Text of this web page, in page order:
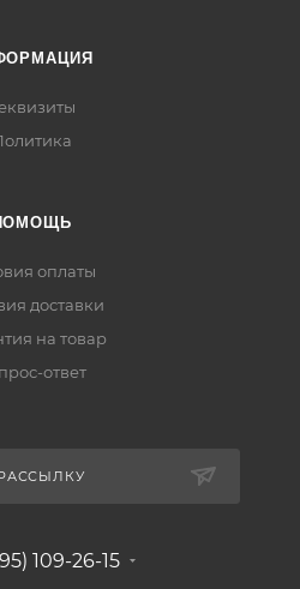
оплаты
доставки
на товар
ответ
109-26-15